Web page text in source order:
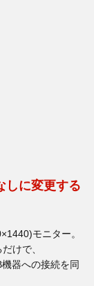
しに変更する
モニター。
けで、
器への接続を同